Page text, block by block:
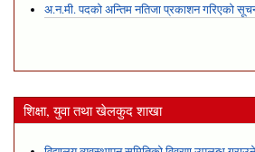
अ.न.मी. पदको अन्तिम नतिजा प्रकाशन गरिएको
शिक्षा, युवा तथा खेलकुद शाखा